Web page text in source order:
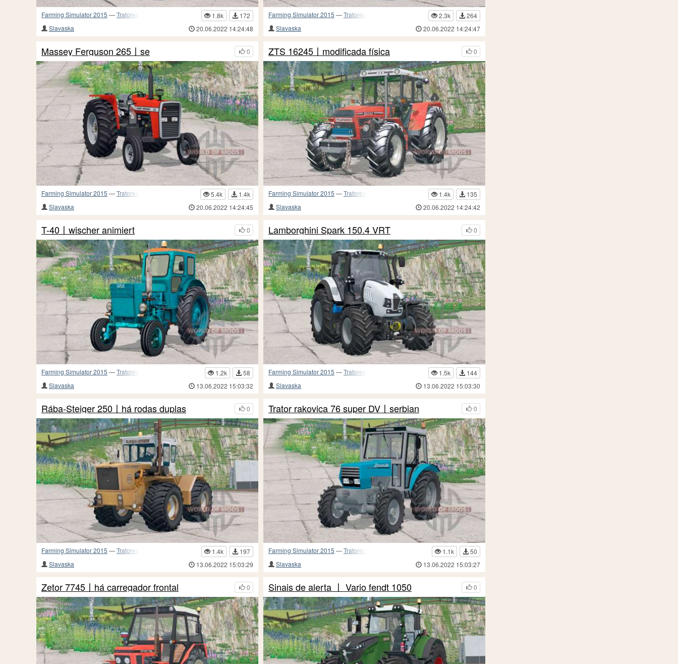
Farming Simulator 2015 —Tratores 1.8k
172
Slavaska
20.06.2022 14:24:48
Farming Simulator 2015 —Tratores 2.3k
264
Slavaska
20.06.2022 14:24:47
0
Massey Ferguson 265〡se
Farming Simulator 2015 —Tratores 5.4k
1.4k
Slavaska
20.06.2022 14:24:45
0
ZTS 16245〡modificada física
Farming Simulator 2015 —Tratores 1.4k
135
Slavaska
20.06.2022 14:24:42
0
T-40〡wischer animiert
Farming Simulator 2015 —Tratores 1.2k
58
Slavaska
13.06.2022 15:03:32
0
Lamborghini Spark 150.4 VRT
Farming Simulator 2015 —Tratores 1.5k
144
Slavaska
13.06.2022 15:03:30
0
Rába-Steiger 250〡há rodas duplas
Farming Simulator 2015 —Tratores 1.4k
197
Slavaska
13.06.2022 15:03:29
0
Trator rakovica 76 super DV〡serbian
Farming Simulator 2015 —Tratores 1.1k
50
Slavaska
13.06.2022 15:03:27
0
Zetor 7745〡há carregador frontal 0
Sinais de alerta 〡 Vario fendt 1050